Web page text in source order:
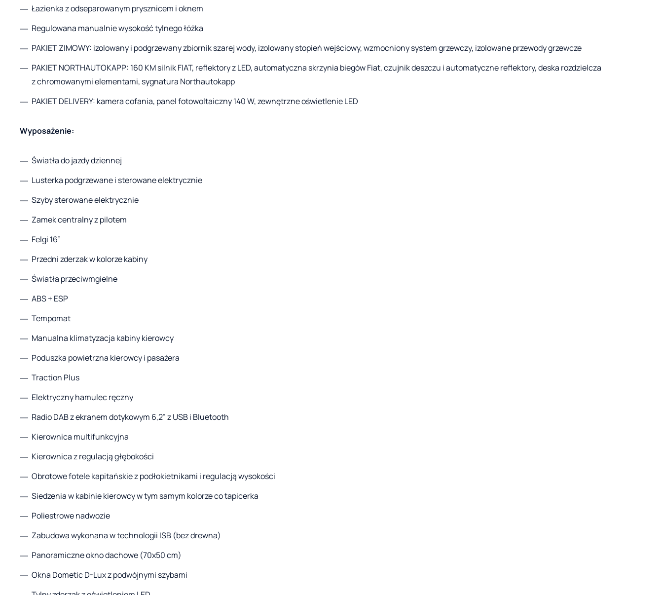
Łazienka z odseparowanym prysznicem i oknem
Regulowana manualnie wysokość tylnego łóżka
PAKIET ZIMOWY: izolowany i podgrzewany zbiornik szarej wody, izolowany stopień wejściowy, wzmocniony system grzewczy, izolowane przewody grzewcze
PAKIET NORTHAUTOKAPP: 160 KM silnik FIAT, reflektory z LED, automatyczna skrzynia biegów Fiat, czujnik deszczu i automatyczne reflektory, deska rozdzielcza
z chromowanymi elementami, sygnatura Northautokapp
PAKIET DELIVERY: kamera cofania, panel fotowoltaiczny 140 W, zewnętrzne oświetlenie LED
Wyposażenie:
Światła do jazdy dziennej
Lusterka podgrzewane i sterowane elektrycznie
Szyby sterowane elektrycznie
Zamek centralny z pilotem
Felgi 16”
Przedni zderzak w kolorze kabiny
Światła przeciwmgielne
ABS + ESP
Tempomat
Manualna klimatyzacja kabiny kierowcy
Poduszka powietrzna kierowcy i pasażera
Traction Plus
Elektryczny hamulec ręczny
Radio DAB z ekranem dotykowym 6,2” z USB i Bluetooth
Kierownica multifunkcyjna
Kierownica z regulacją głębokości
Obrotowe fotele kapitańskie z podłokietnikami i regulacją wysokości
Siedzenia w kabinie kierowcy w tym samym kolorze co tapicerka
Poliestrowe nadwozie
Zabudowa wykonana w technologii ISB (bez drewna)
Panoramiczne okno dachowe (70x50 cm)
Okna Dometic D-Lux z podwójnymi szybami